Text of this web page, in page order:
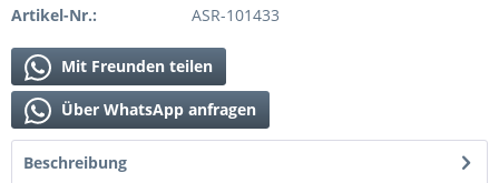
Artikel-Nr.:
ASR-101433
Mit Freunden teilen
Über WhatsApp anfragen
Beschreibung